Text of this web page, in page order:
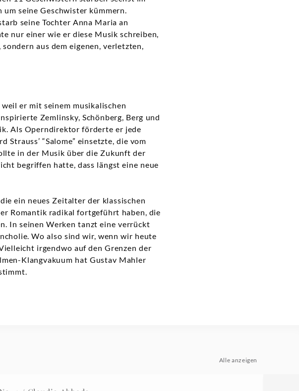
seine Geschwister kümmern.
seine Tochter Anna Maria an
nur einer wie er diese Musik schreiben,
aus dem eigenen, verletzten,
er mit seinem musikalischen
Zemlinsky, Schönberg, Berg und
Als Operndirektor förderte er jede
“Salome” einsetzte, die vom
in der Musik über die Zukunft der
begriffen hatte, dass längst eine neue
ein neues Zeitalter der klassischen
Romantik radikal fortgeführt haben, die
In seinen Werken tanzt eine verrückt
Wo also sind wir, wenn wir heute
irgendwo auf den Grenzen der
Klangvakuum hat Gustav Mahler
Alle anzeigen